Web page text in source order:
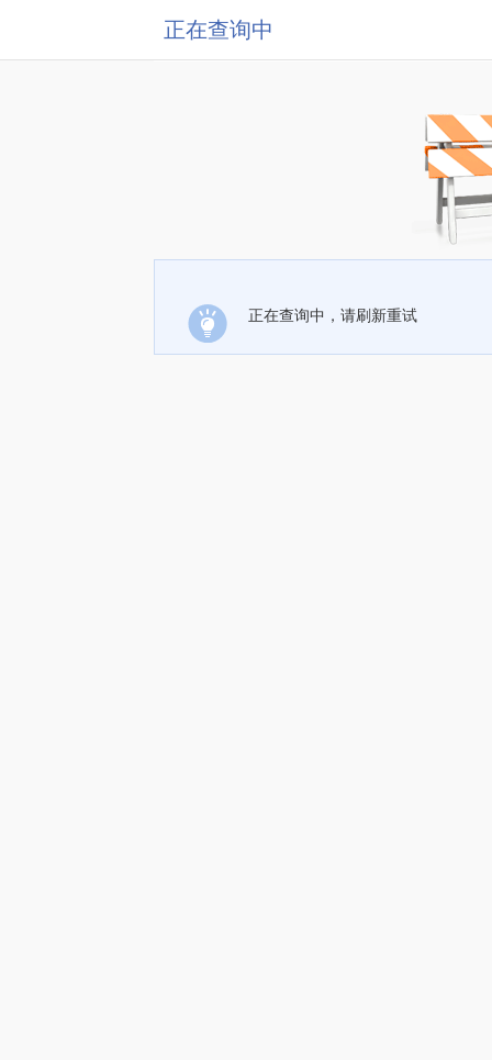
正在查询中
正在查询中，请刷新重试